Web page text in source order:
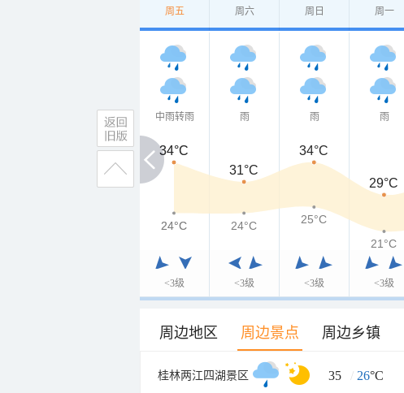
周五 周六 周日 周一
中雨转雨
<3级
雨
<3级
雨
<3级
雨
<3级
34°C
34°C
31°C
34°C
29°C
24°C
24°C 24°C
25°C
21°C
周边地区 周边景点 周边乡镇
桂林两江四湖景区 35 / 26°C